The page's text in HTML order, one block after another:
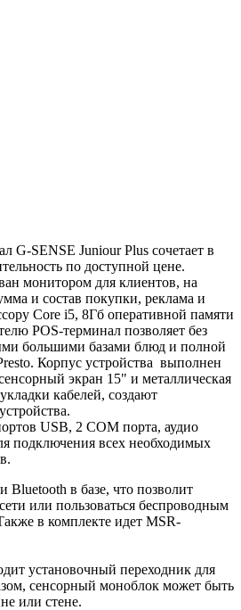
G-SENSE Juniour Plus сочетает в
по доступной цене.
монитором для клиентов, на
и состав покупки, реклама и
Core i5, 8Гб оперативной памяти
POS-терминал позволяет без
большими базами блюд и полной
Корпус устройства выполнен
экран 15" и металлическая
кабелей, создают
USB, 2 COM порта, аудио
подключения всех необходимых
в базе, что позволит
или пользоваться беспроводным
в комплекте идет MSR-
установочный переходник для
сенсорный моноблок может быть
или стене.